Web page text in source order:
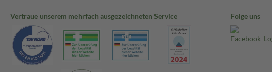
Vertraue unserem mehrfach ausgezeichneten Service Folge uns